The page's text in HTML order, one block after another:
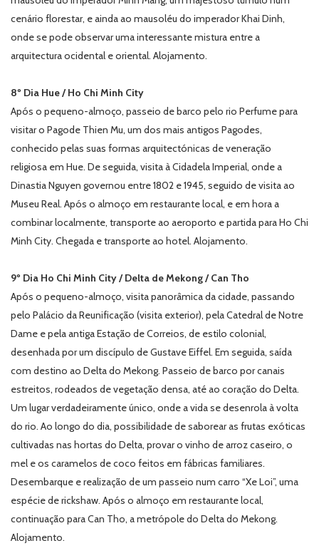
cenário florestar, e ainda ao mausoléu do imperador Khai Dinh,
onde se pode observar uma interessante mistura entre a
arquitectura ocidental e oriental. Alojamento.
8º Dia Hue / Ho Chi Minh City
Após o pequeno-almoço, passeio de barco pelo rio Perfume para
visitar o Pagode Thien Mu, um dos mais antigos Pagodes,
conhecido pelas suas formas arquitectónicas de veneração
religiosa em Hue. De seguida, visita à Cidadela Imperial, onde a
Dinastia Nguyen governou entre 1802 e 1945, seguido de visita ao
Museu Real. Após o almoço em restaurante local, e em hora a
combinar localmente, transporte ao aeroporto e partida para Ho Chi
Minh City. Chegada e transporte ao hotel. Alojamento.
9º Dia Ho Chi Minh City / Delta de Mekong / Can Tho
Após o pequeno-almoço, visita panorâmica da cidade, passando
pelo Palácio da Reunificação (visita exterior), pela Catedral de Notre
Dame e pela antiga Estação de Correios, de estilo colonial,
desenhada por um discípulo de Gustave Eiffel. Em seguida, saída
com destino ao Delta do Mekong. Passeio de barco por canais
estreitos, rodeados de vegetação densa, até ao coração do Delta.
Um lugar verdadeiramente único, onde a vida se desenrola à volta
do rio. Ao longo do dia, possibilidade de saborear as frutas exóticas
cultivadas nas hortas do Delta, provar o vinho de arroz caseiro, o
mel e os caramelos de coco feitos em fábricas familiares.
Desembarque e realização de um passeio num carro “Xe Loi”, uma
espécie de rickshaw. Após o almoço em restaurante local,
continuação para Can Tho, a metrópole do Delta do Mekong.
Alojamento.